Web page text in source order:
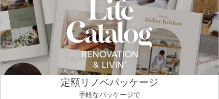
定額リノベパッケージ
手軽なパッケージで